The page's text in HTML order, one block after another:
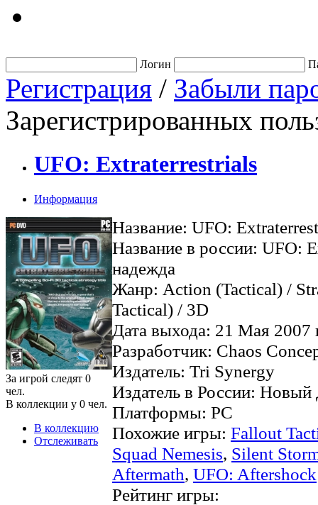
Логин
Регистрация / Забыли
Зарегистрированных
UFO: Extraterrestrials
Информация
За игрой следят 0
чел.
В коллекции у 0 чел.
В коллекцию
Отслеживать
Название: UFO:
Название в россии: UFO:
надежда
Жанр: Action (Tactical) /
Tactical) / 3D
Дата выхода: 21 Мая 2007
Разработчик: Chaos
Издатель: Tri Synergy
Издатель в России: Новый
Платформы: PC
Похожие игры: Fallout
Squad Nemesis, Silent
Aftermath, UFO: Aftershock
Рейтинг игры: